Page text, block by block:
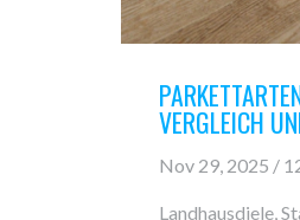
VERGLEICH
Nov 29, 2025 /
Landhausdiele,